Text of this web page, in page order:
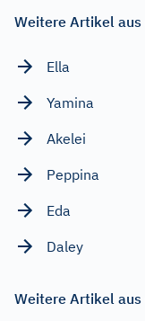
Weitere Artikel aus
Ella
Yamina
Akelei
Peppina
Eda
Daley
Weitere Artikel